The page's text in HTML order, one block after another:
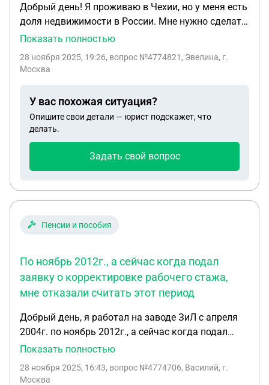
Добрый день! Я проживаю в Чехии, но у меня есть
доля недвижимости в России. Мне нужно сделать
доверенность для продажи этой недвижимости.
у нотариуса в Казахстане и будет ли эта
сейчас по записи, а это горит. Спасибо!
Показать полностью
28 ноября 2025, 19:26, вопрос №4774821, Эвелина, г.
Москва
У вас похожая ситуация?
Опишите свои детали — юрист подскажет, что
делать.
Задать свой вопрос
Пенсии и пособия
По ноябрь 2012г., а сейчас когда подал
заявку о корректировке рабочего стажа,
мне отказали считать этот период
Добрый день, я работал на заводе ЗиЛ с апреля
2004г. по ноябрь 2012г., а сейчас когда подал
заявку о корректировке рабочего стажа, мне
работодатель не оплатил страховую пенсию и мне
Показать полностью
28 ноября 2025, 16:43, вопрос №4774706, Василий, г.
Москва